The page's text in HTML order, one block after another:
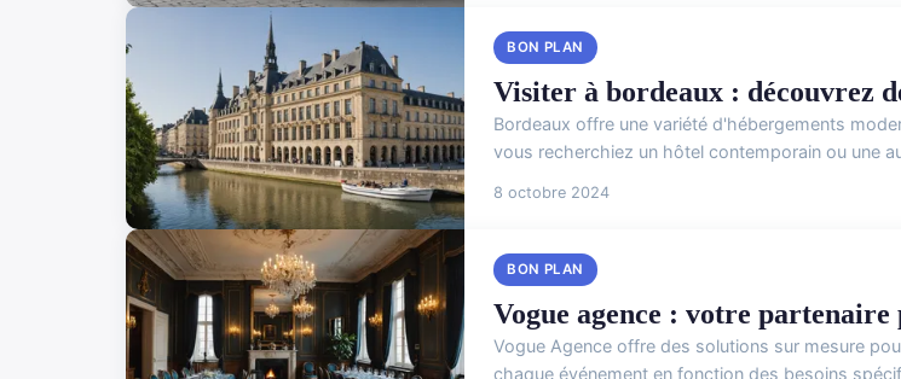
BON PLAN
Visiter à bordeaux : découvrez
Bordeaux offre une variété d'hébergements
vous recherchiez un hôtel contemporain ou une
8 octobre 2024
BON PLAN
Vogue agence : votre
Vogue Agence offre des solutions sur mesure
chaque événement en fonction des besoins